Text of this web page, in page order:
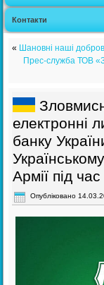
Контакти
« Шановні наші
Прес-служба ТОВ
електронні
банку
Армії під
Опубліковано